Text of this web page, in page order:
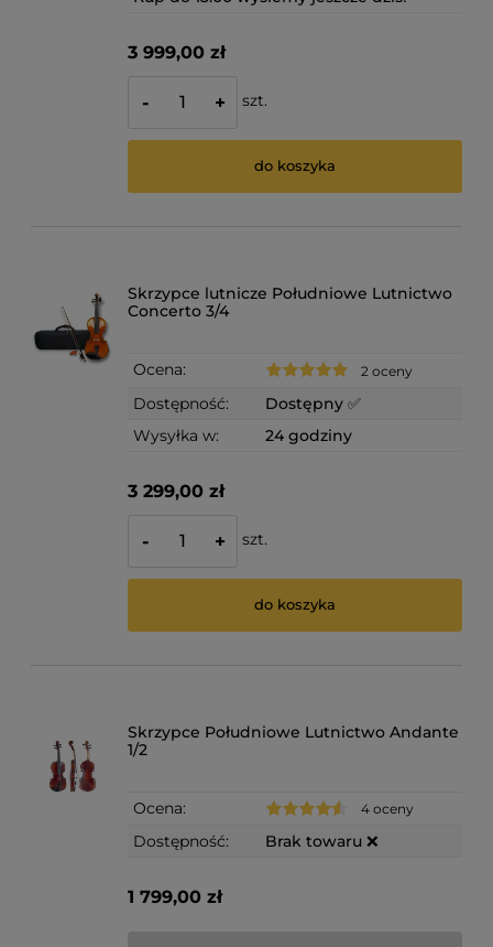
3 999,00 zł
- + szt.
do koszyka
Skrzypce lutnicze Południowe Lutnictwo
Concerto 3/4
Ocena: 2 oceny
Dostępność:
Dostępny ✅
Wysyłka w:
24 godziny
3 299,00 zł
- + szt.
do koszyka
Skrzypce Południowe Lutnictwo Andante
1/2
Ocena: 4 oceny
Dostępność: Brak towaru ❌
1 799,00 zł